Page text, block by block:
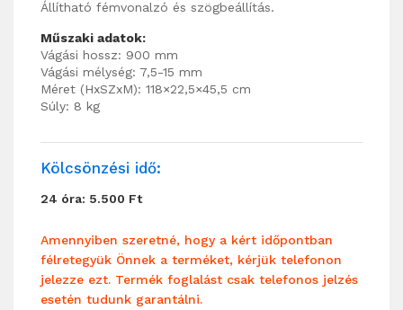
Állítható fémvonalzó és szögbeállítás.
Műszaki adatok:
Vágási hossz: 900 mm
Vágási mélység: 7,5-15 mm
Méret (HxSZxM): 118×22,5×45,5 cm
Súly: 8 kg
Kölcsönzési idő:
24 óra: 5.500 Ft
Amennyiben szeretné, hogy a kért időpontban
félretegyük Önnek a terméket, kérjük telefonon
jelezze ezt. Termék foglalást csak telefonos jelzés
esetén tudunk garantálni.